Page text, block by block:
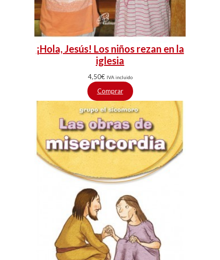
¡Hola, Jesús! Los niños rezan en la
iglesia
4,50€ IVA incluido
Comprar